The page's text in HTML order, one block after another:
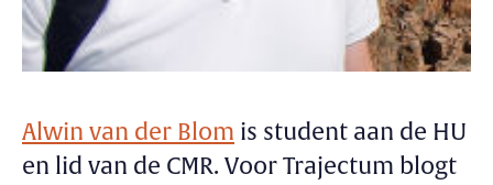
Alwin van der Blom is student aan de HU
en lid van de CMR. Voor Trajectum blogt